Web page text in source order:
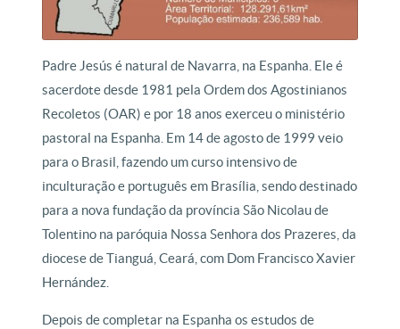
Padre Jesús é natural de Navarra, na Espanha. Ele é
sacerdote desde 1981 pela Ordem dos Agostinianos
Recoletos (OAR) e por 18 anos exerceu o ministério
pastoral na Espanha. Em 14 de agosto de 1999 veio
para o Brasil, fazendo um curso intensivo de
inculturação e português em Brasília, sendo destinado
para a nova fundação da província São Nicolau de
Tolentino na paróquia Nossa Senhora dos Prazeres, da
diocese de Tianguá, Ceará, com Dom Francisco Xavier
Hernández.
Depois de completar na Espanha os estudos de